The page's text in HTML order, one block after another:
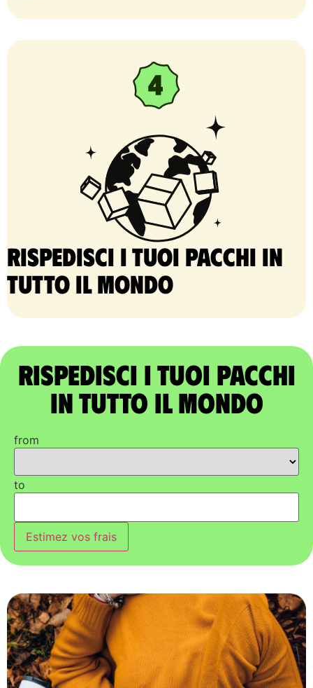
Rispedisci i tuoi pacchi in
tutto il mondo
Rispedisci i tuoi pacchi
in tutto il mondo
from
to
Estimez vos frais